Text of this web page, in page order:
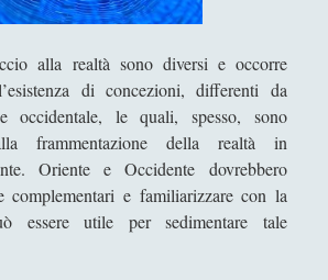
(33)
alla realtà sono diversi e occorre
di concezioni, differenti da
occidentale, le quali, spesso, sono
frammentazione della realtà in
Oriente e Occidente dovrebbero
complementari e familiarizzare con la
essere utile per sedimentare tale